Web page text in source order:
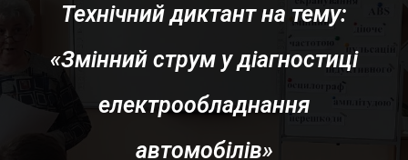
Технічний диктант на тему:
«Змінний струм у діагностиці
електрообладнання
автомобілів»